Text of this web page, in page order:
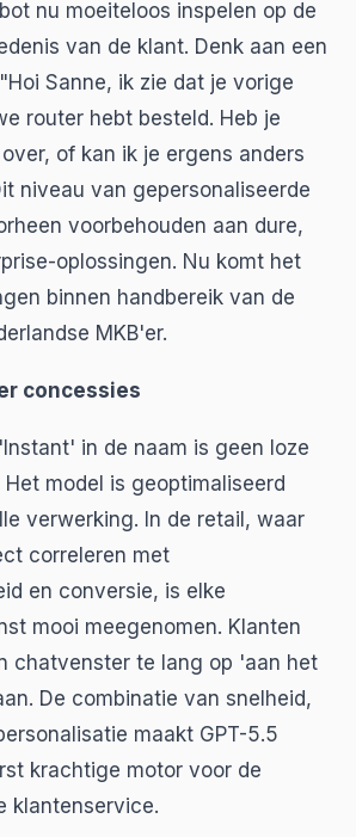
nu moeiteloos inspelen op de
van de klant. Denk aan een
Sanne, ik zie dat je vorige
router hebt besteld. Heb je
of kan ik je ergens anders
niveau van gepersonaliseerde
voorbehouden aan dure,
oplossingen. Nu komt het
binnen handbereik van de
MKB'er.
concessies
in de naam is geen loze
model is geoptimaliseerd
verwerking. In de retail, waar
correleren met
en conversie, is elke
mooi meegenomen. Klanten
chatvenster te lang op 'aan het
De combinatie van snelheid,
maakt GPT-5.5
krachtige motor voor de
klantenservice.